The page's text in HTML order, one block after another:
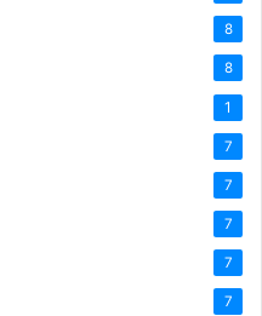
8
8
1
7
7
7
7
7